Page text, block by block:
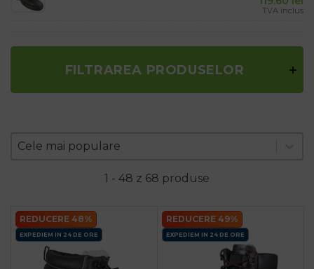
TVA inclus
FILTRAREA PRODUSELOR
Zoradenie produktov
Sort content
Cele mai populare
Sort content
1 - 48 z 68 produse
REDUCERE 48%
EXPEDIEM IN 24 DE ORE
REDUCERE 49%
EXPEDIEM IN 24 DE ORE